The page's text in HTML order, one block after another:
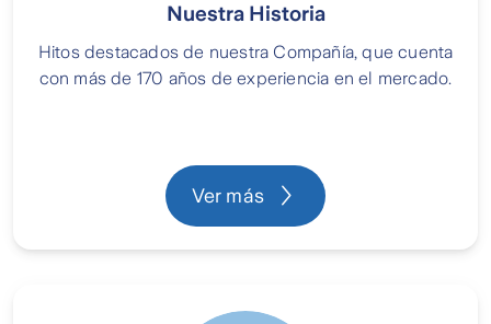
Nuestra Historia
Hitos destacados de nuestra Compañía, que cuenta
con más de 170 años de experiencia en el mercado.
Ver más